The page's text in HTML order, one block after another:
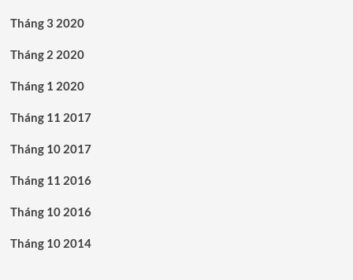
Tháng 3 2020
Tháng 2 2020
Tháng 1 2020
Tháng 11 2017
Tháng 10 2017
Tháng 11 2016
Tháng 10 2016
Tháng 10 2014